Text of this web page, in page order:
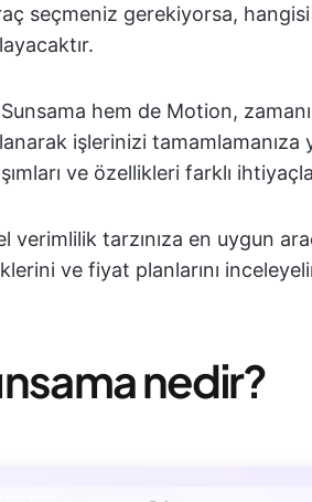
seçmeniz gerekiyorsa,
hem de Motion,
işlerinizi tamamlamanıza
ve özellikleri farklı
verimlilik tarzınıza en uygun
ve fiyat planlarını
nedir?